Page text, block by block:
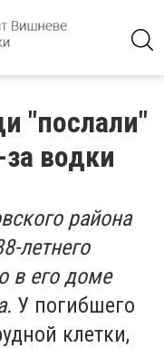
"послали"
водки
района
летнего
в его доме
У погибшего
клетки,